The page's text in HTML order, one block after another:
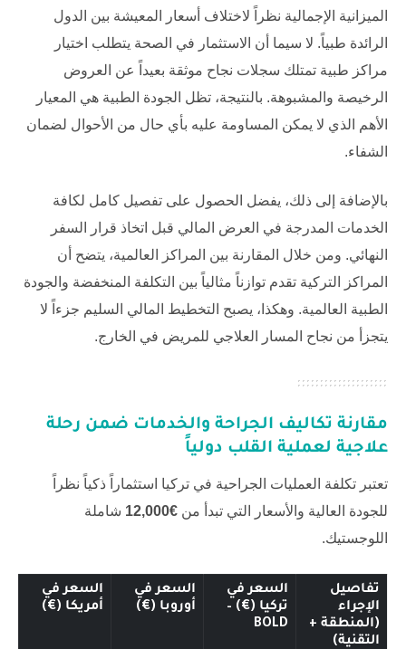
الميزانية الإجمالية نظراً لاختلاف أسعار المعيشة بين الدول
الرائدة طبياً. لا سيما أن الاستثمار في الصحة يتطلب اختيار
مراكز طبية تمتلك سجلات نجاح موثقة بعيداً عن العروض
الرخيصة والمشبوهة. بالنتيجة، تظل الجودة الطبية هي المعيار
الأهم الذي لا يمكن المساومة عليه بأي حال من الأحوال لضمان
الشفاء.
بالإضافة إلى ذلك، يفضل الحصول على تفصيل كامل لكافة
الخدمات المدرجة في العرض المالي قبل اتخاذ قرار السفر
النهائي. ومن خلال المقارنة بين المراكز العالمية، يتضح أن
المراكز التركية تقدم توازناً مثالياً بين التكلفة المنخفضة والجودة
الطبية العالمية. وهكذا، يصبح التخطيط المالي السليم جزءاً لا
يتجزأ من نجاح المسار العلاجي للمريض في الخارج.
مقارنة تكاليف الجراحة والخدمات ضمن رحلة
علاجية لعملية القلب دولياً
تعتبر تكلفة العمليات الجراحية في تركيا استثماراً ذكياً نظراً
للجودة العالية والأسعار التي تبدأ من €12,000
شاملة
اللوجستيك.
تفاصيل
الإجراء
(المنطقة +
التقنية)
السعر في
تركيا (€) –
BOLD
السعر في
أوروبا (€)
السعر في
أمريكا (€)